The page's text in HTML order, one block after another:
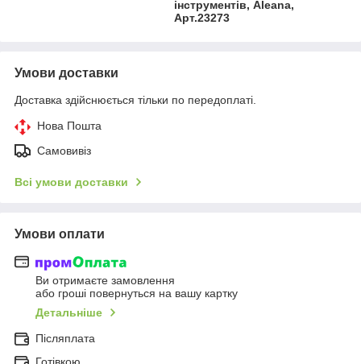
інструментів, Aleana,
Арт.23273
Умови доставки
Доставка здійснюється тільки по передоплаті.
Нова Пошта
Самовивіз
Всі умови доставки
Умови оплати
Ви отримаєте замовлення
або гроші повернуться на вашу картку
Детальніше
Післяплата